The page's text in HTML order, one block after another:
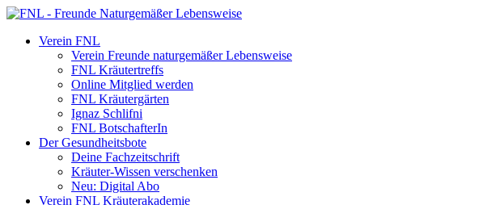
Verein FNL
Verein Freunde naturgemäßer Lebensweise
FNL Kräutertreffs
Online Mitglied werden
FNL Kräutergärten
Ignaz Schlifni
FNL BotschafterIn
Der Gesundheitsbote
Deine Fachzeitschrift
Kräuter-Wissen verschenken
Neu: Digital Abo
Verein FNL Kräuterakademie